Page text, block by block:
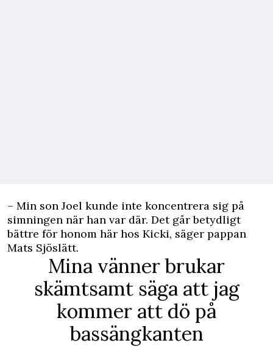
– Min son Joel kunde inte koncentrera sig på
simningen när han var där. Det går betydligt
bättre för honom här hos Kicki, säger pappan
Mats Sjöslätt.
Mina vänner brukar
skämtsamt säga att jag
kommer att dö på
bassängkanten